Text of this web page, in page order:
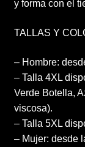
y forma con el
TALLAS Y
– Hombre:
– Talla 4XL
Verde Botella,
viscosa).
– Talla 5XL
– Mujer: desde